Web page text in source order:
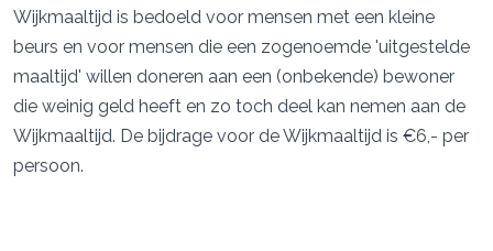
Wijkmaaltijd is bedoeld voor mensen met een kleine
beurs en voor mensen die een zogenoemde 'uitgestelde
maaltijd' willen doneren aan een (onbekende) bewoner
die weinig geld heeft en zo toch deel kan nemen aan de
Wijkmaaltijd. De bijdrage voor de Wijkmaaltijd is €6,- per
persoon.